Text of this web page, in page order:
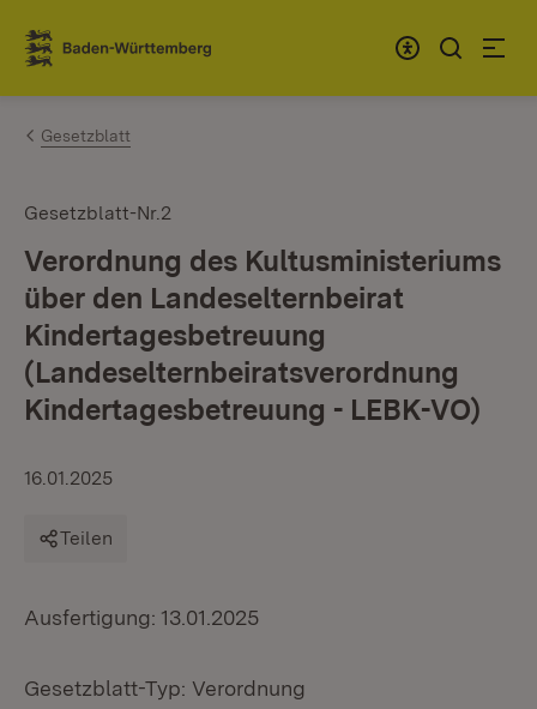
Zum Inhalt springen
Link zur Startseite
Gesetzblatt
Gesetzblatt-Nr.2
Verordnung des Kultusministeriums
über den Landeselternbeirat
Kindertagesbetreuung
(Landeselternbeiratsverordnung
Kindertagesbetreuung - LEBK-VO)
16.01.2025
Teilen
Ausfertigung: 13.01.2025
Gesetzblatt-Typ: Verordnung